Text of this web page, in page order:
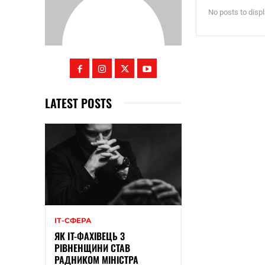
LATEST POSTS
ІТ-СФЕРА
ЯК IT-ФАХІВЕЦЬ З
РІВНЕНЩИНИ СТАВ
РАДНИКОМ МІНІСТРА
No posts to